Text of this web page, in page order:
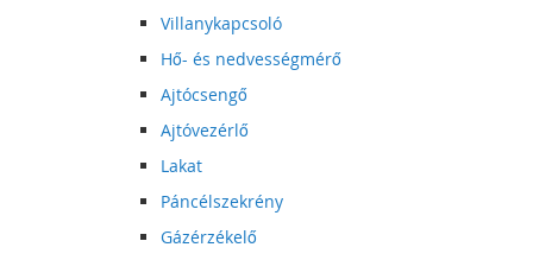
Villanykapcsoló
Hő- és nedvességmérő
Ajtócsengő
Ajtóvezérlő
Lakat
Páncélszekrény
Gázérzékelő